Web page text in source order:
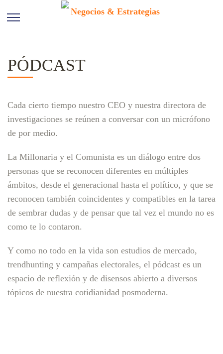
PÓDCAST
Cada cierto tiempo nuestro CEO y nuestra directora de
investigaciones se reúnen a conversar con un micrófono
de por medio.
La Millonaria y el Comunista es un diálogo entre dos
personas que se reconocen diferentes en múltiples
ámbitos, desde el generacional hasta el político, y que se
reconocen también coincidentes y compatibles en la tarea
de sembrar dudas y de pensar que tal vez el mundo no es
como te lo contaron.
Y como no todo en la vida son estudios de mercado,
trendhunting y campañas electorales, el pódcast es un
espacio de reflexión y de disensos abierto a diversos
tópicos de nuestra cotidianidad posmoderna.